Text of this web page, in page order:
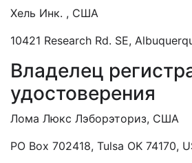
Хель Инк. , США
10421 Research Rd. SE,
Владелец
удостоверения
Лома Люкс Лэборэториз, США
PO Box 702418, Tulsa OK 74170,